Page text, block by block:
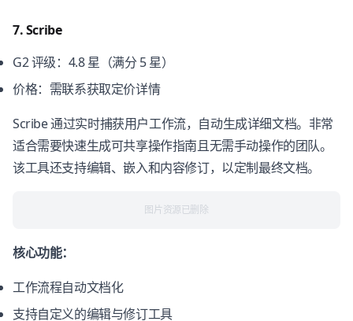
7. Scribe
G2 评级：4.8 星（满分 5 星）
价格：需联系获取定价详情
Scribe 通过实时捕获用户工作流，自动生成详细文档。非常
适合需要快速生成可共享操作指南且无需手动操作的团队。
该工具还支持编辑、嵌入和内容修订，以定制最终文档。
图片资源已删除
核心功能：
工作流程自动文档化
支持自定义的编辑与修订工具